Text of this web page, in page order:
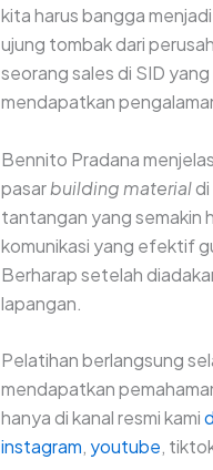
kita harus bangga
ujung tombak dari
seorang sales di SID
mendapatkan
Bennito Pradana
pasarbuilding materialdi
tantangan yang semakin
komunikasi yang efektif
Berharap setelah
lapangan.
Pelatihan berlangsung
mendapatkan
hanya di kanal resmi kami
instagram, youtube,